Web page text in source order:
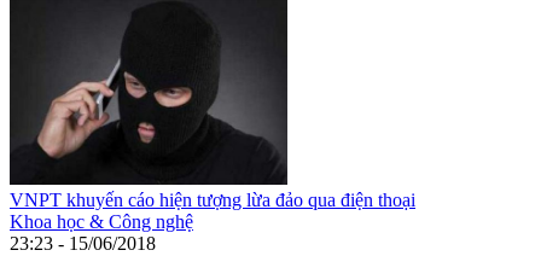
VNPT khuyến cáo hiện tượng lừa đảo qua điện thoại
Khoa học & Công nghệ
23:23 - 15/06/2018